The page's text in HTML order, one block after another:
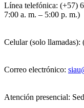
Línea telefónica: (+57)
7:00 a. m. – 5:00 p. m.)
Celular (solo
Correo electrónico:
Atención presencial: